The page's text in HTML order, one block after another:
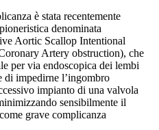
è stata recentemente
denominata
Aortic Scallop Intentional
Artery obstruction), che
per via endoscopica dei lembi
di impedirne l’ingombro
impianto di una valvola
sensibilmente il
grave complicanza